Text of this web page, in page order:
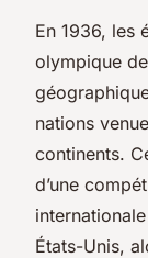
En 1936, les
olympique
nations
continents.
d’une
États-Unis,